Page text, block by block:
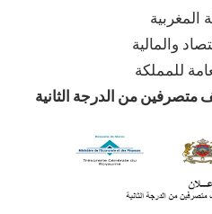
المغربية
والمالية
للمملكة
متصرفين من الدرجة الثانية